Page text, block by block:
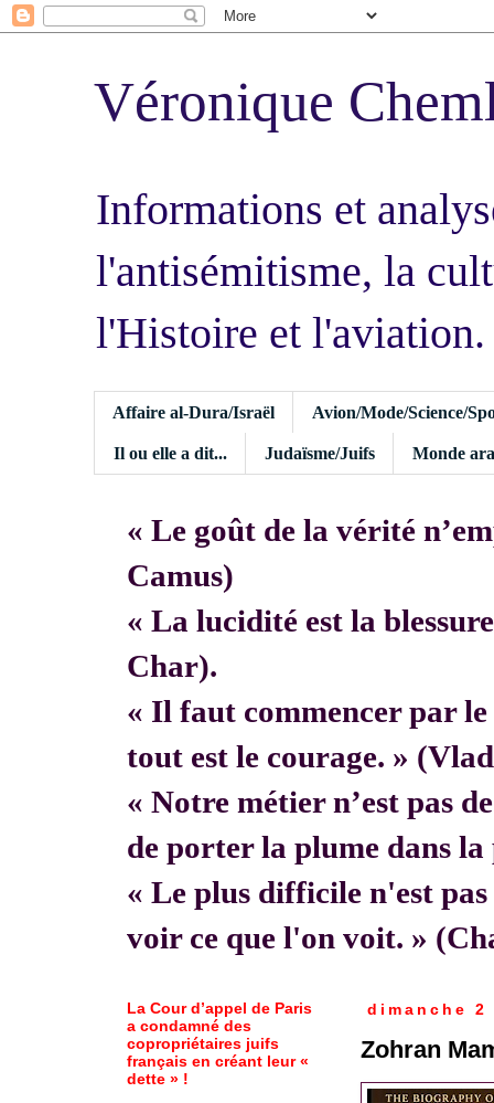
Véronique
Informations et
l'antisémitisme, la
l'Histoire et l'aviation.
Affaire al-Dura/Israël Avion/Mode/Science/
Il ou elle a dit... Judaïsme/Juifs Monde
« Le goût de la vérité
Camus)
« La lucidité est la
Char).
« Il faut commencer par le
tout est le courage. »
« Notre métier n’est pas
de porter la plume dans
« Le plus difficile n'est
voir ce que l'on voit. »
dimanche 2
Zohran
La Cour d’appel de Paris
a condamné des
copropriétaires juifs
français en créant leur «
dette » !